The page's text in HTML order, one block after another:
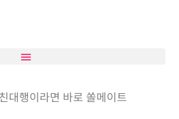
대행이라면 바로 쏠메이트